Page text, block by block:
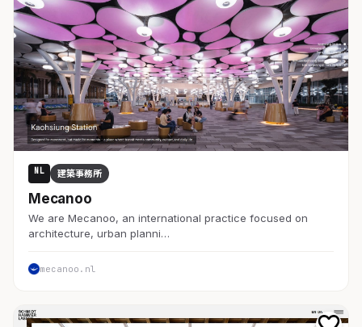
NL 建築事務所
Mecanoo
We are Mecanoo, an international practice focused on
architecture, urban planni…
mecanoo.nl